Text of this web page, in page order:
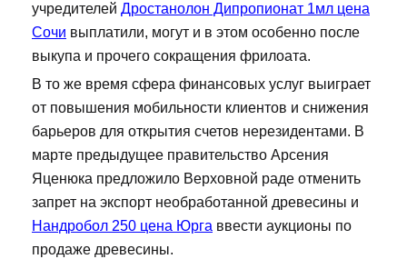
учредителей Дростанолон Дипропионат 1мл цена
Сочи выплатили, могут и в этом особенно после
выкупа и прочего сокращения фрилоата.
В то же время сфера финансовых услуг выиграет
от повышения мобильности клиентов и снижения
барьеров для открытия счетов нерезидентами. В
марте предыдущее правительство Арсения
Яценюка предложило Верховной раде отменить
запрет на экспорт необработанной древесины и
Нандробол 250 цена Юрга ввести аукционы по
продаже древесины.